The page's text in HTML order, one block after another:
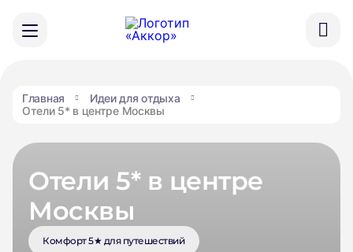
Главная
Идеи для отдыха
Отели 5* в центре Москвы
Отели 5* в центре
Москвы
Комфорт 5★ для путешествий